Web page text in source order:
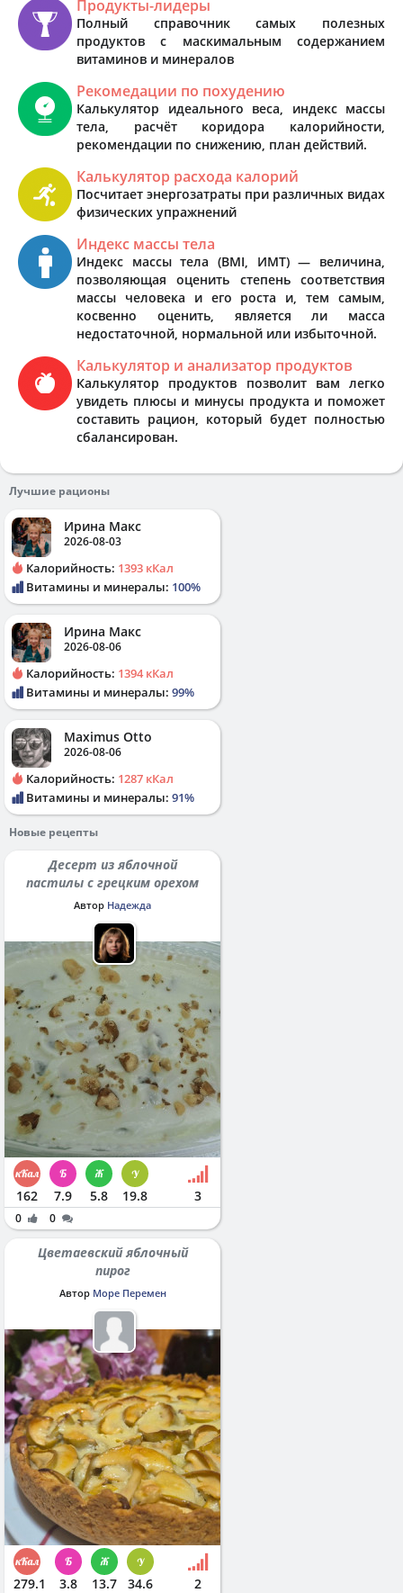
Продукты-лидеры
Полный справочник самых полезных
продуктов с маскимальным содержанием
витаминов и минералов
Рекомедации по похудению
Калькулятор идеального веса, индекс массы
тела, расчёт коридора калорийности,
рекомендации по снижению, план действий.
Калькулятор расхода калорий
Посчитает энергозатраты при различных видах
физических упражнений
Индекс массы тела
Индекс массы тела (BMI, ИМТ) — величина,
позволяющая оценить степень соответствия
массы человека и его роста и, тем самым,
косвенно оценить, является ли масса
недостаточной, нормальной или избыточной.
Калькулятор и анализатор продуктов
Калькулятор продуктов позволит вам легко
увидеть плюсы и минусы продукта и поможет
составить рацион, который будет полностью
сбалансирован.
Лучшие рационы
Ирина Макс
2026-08-03
Калорийность: 1393 кКал
Витамины и минералы: 100%
Ирина Макс
2026-08-06
Калорийность: 1394 кКал
Витамины и минералы: 99%
Maximus Otto
2026-08-06
Калорийность: 1287 кКал
Витамины и минералы: 91%
Новые рецепты
Десерт из яблочной
пастилы с грецким орехом
Автор Надежда
162 7.9 5.8 19.8 3
0 0
Цветаевский яблочный
пирог
Автор Море Перемен
279.1 3.8 13.7 34.6 2